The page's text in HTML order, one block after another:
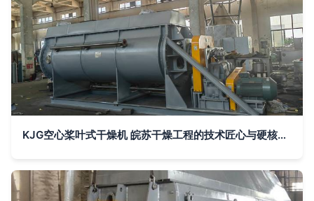
KJG空心桨叶式干燥机 皖苏干燥工程的技术匠心与硬核实力